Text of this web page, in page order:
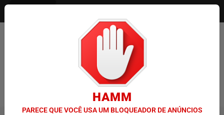
HAMM
PARECE QUE VOCÊ USA UM BLOQUEADOR DE ANÚNCIOS